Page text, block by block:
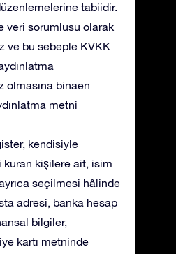
tabiidir.
veri sorumlusu olarak
ve bu sebeple KVKK
olmasına binaen
metni
kendisiyle
kişilere ait, isim
seçilmesi hâlinde
adresi, banka hesap
bilgiler,
kartı metninde